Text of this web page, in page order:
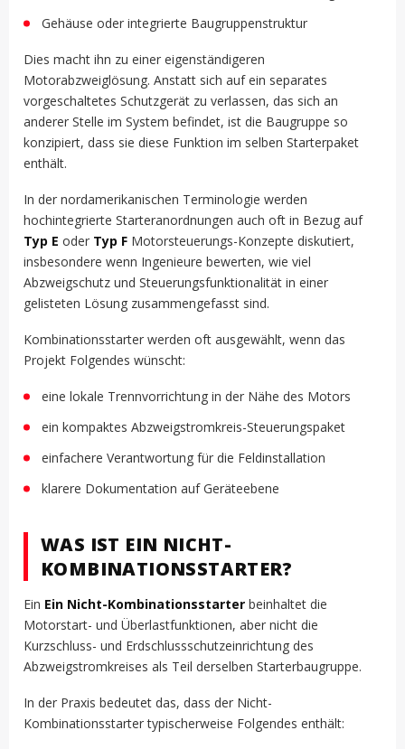
Gehäuse oder integrierte Baugruppenstruktur
Dies macht ihn zu einer eigenständigeren
Motorabzweiglösung. Anstatt sich auf ein separates
vorgeschaltetes Schutzgerät zu verlassen, das sich an
anderer Stelle im System befindet, ist die Baugruppe so
konzipiert, dass sie diese Funktion im selben Starterpaket
enthält.
In der nordamerikanischen Terminologie werden
hochintegrierte Starteranordnungen auch oft in Bezug auf
Typ E oder Typ F Motorsteuerungs-Konzepte diskutiert,
insbesondere wenn Ingenieure bewerten, wie viel
Abzweigschutz und Steuerungsfunktionalität in einer
gelisteten Lösung zusammengefasst sind.
Kombinationsstarter werden oft ausgewählt, wenn das
Projekt Folgendes wünscht:
eine lokale Trennvorrichtung in der Nähe des Motors
ein kompaktes Abzweigstromkreis-Steuerungspaket
einfachere Verantwortung für die Feldinstallation
klarere Dokumentation auf Geräteebene
WAS IST EIN NICHT-
KOMBINATIONSSTARTER?
Ein Ein Nicht-Kombinationsstarter beinhaltet die
Motorstart- und Überlastfunktionen, aber nicht die
Kurzschluss- und Erdschlussschutzeinrichtung des
Abzweigstromkreises als Teil derselben Starterbaugruppe.
In der Praxis bedeutet das, dass der Nicht-
Kombinationsstarter typischerweise Folgendes enthält: